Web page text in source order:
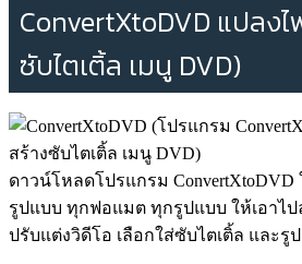
ConvertXtoDVD แปลงไ
ซับไตเติ้ล เมนู DVD)
ดาวน์โหลดโปรแกรม
รูปแบบ ทุกฟอแมต ทุกรูปแบบ ให้เอาไ
ปรับแต่งวิดีโอ เลือกใส่ซับไตเติ้ล และรู